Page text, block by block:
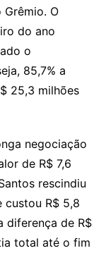
O
do ano
o
85,7% a
25,3 milhões
negociação
de R$ 7,6
rescindiu
R$ 5,8
diferença de R$
total até o fim